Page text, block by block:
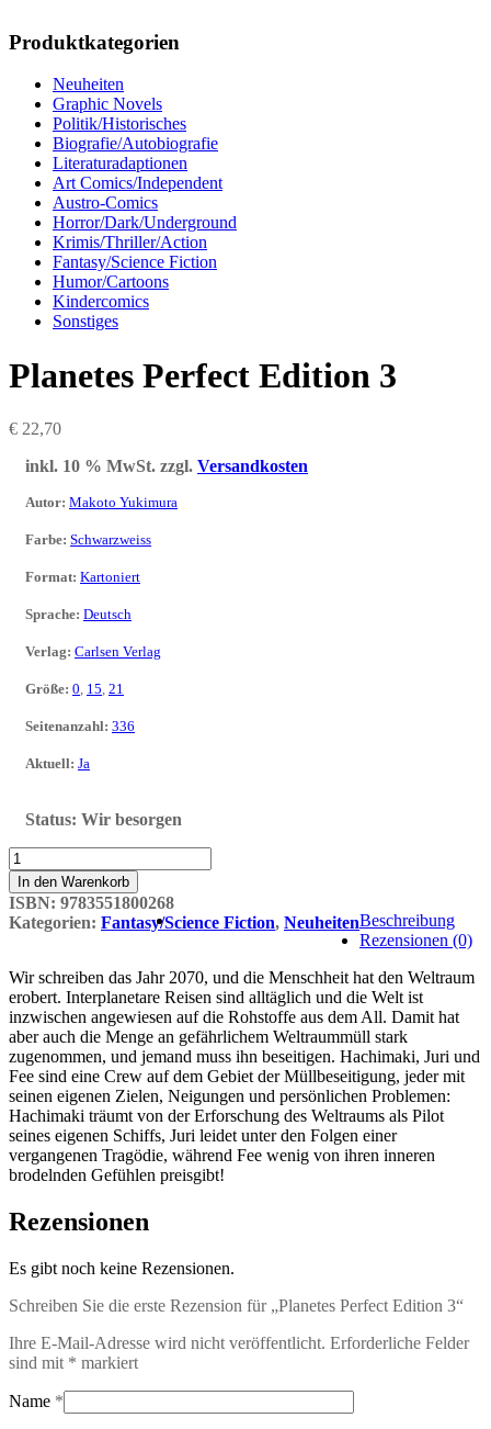
Produktkategorien
Neuheiten
Graphic Novels
Politik/Historisches
Biografie/Autobiografie
Literaturadaptionen
Art Comics/Independent
Austro-Comics
Horror/Dark/Underground
Krimis/Thriller/Action
Fantasy/Science Fiction
Humor/Cartoons
Kindercomics
Sonstiges
Planetes Perfect Edition 3
€ 22,70
inkl. 10 % MwSt. zzgl. Versandkosten
Autor: Makoto Yukimura
Farbe: Schwarzweiss
Format: Kartoniert
Sprache: Deutsch
Verlag: Carlsen Verlag
Größe: 0, 15, 21
Seitenanzahl: 336
Aktuell: Ja
Status: Wir besorgen
Planetes
Perfect
Edition
3
Menge
In den Warenkorb
ISBN: 9783551800268
Kategorien: Fantasy/Science Fiction, NeuheitenBeschreibung
Rezensionen (0)
Wir schreiben das Jahr 2070, und die Menschheit hat den Weltraum
erobert. Interplanetare Reisen sind alltäglich und die Welt ist
inzwischen angewiesen auf die Rohstoffe aus dem All. Damit hat
aber auch die Menge an gefährlichem Weltraummüll stark
zugenommen, und jemand muss ihn beseitigen. Hachimaki, Juri und
Fee sind eine Crew auf dem Gebiet der Müllbeseitigung, jeder mit
seinen eigenen Zielen, Neigungen und persönlichen Problemen:
Hachimaki träumt von der Erforschung des Weltraums als Pilot
seines eigenen Schiffs, Juri leidet unter den Folgen einer
vergangenen Tragödie, während Fee wenig von ihren inneren
brodelnden Gefühlen preisgibt!
Rezensionen
Es gibt noch keine Rezensionen.
Schreiben Sie die erste Rezension für „Planetes Perfect Edition 3“
Ihre E-Mail-Adresse wird nicht veröffentlicht. Erforderliche Felder
sind mit * markiert
Name *